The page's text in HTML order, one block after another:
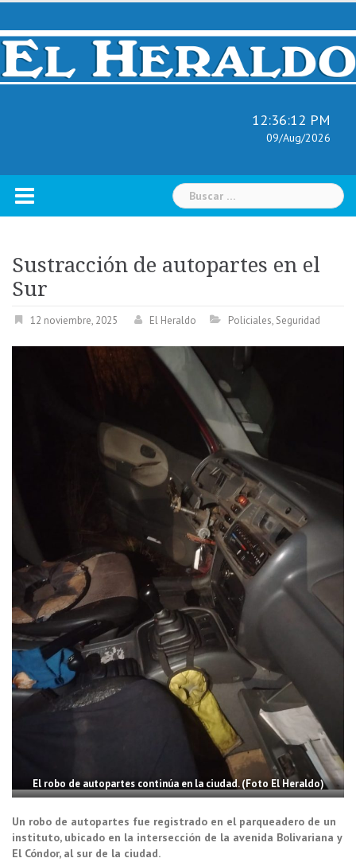
Skip
content
12:36:13 PM
09/Aug/2026
Buscar:
Sustracción de autopartes en el
Sur
12 noviembre, 2025 El Heraldo Policiales, Seguridad
El robo de autopartes continúa en la ciudad. (Foto El Heraldo)
Un robo de autopartes fue registrado en el parqueadero de un
instituto, ubicado en la intersección de la avenida Bolivariana y
El Cóndor, al sur de la ciudad.